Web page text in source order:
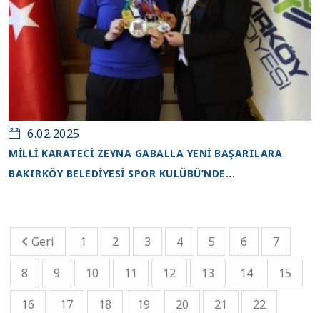
6.02.2025
MİLLİ KARATECİ ZEYNA GABALLA YENİ BAŞARILARA
BAKIRKÖY BELEDİYESİ SPOR KULÜBÜ’NDE...
Geri 1 2 3 4 5 6
7
8
9 10 11 12 13 14
15
16
17 18 19 20 21
22